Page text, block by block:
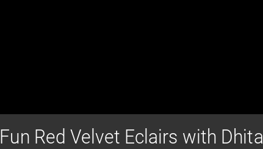
Fun Red Velvet Eclairs with Dhita